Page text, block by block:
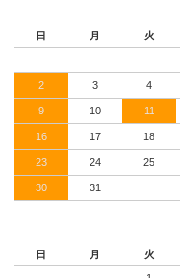
日 月 火
2 3 4
9 10 11
16 17 18
23 24 25
30 31
日 月 火